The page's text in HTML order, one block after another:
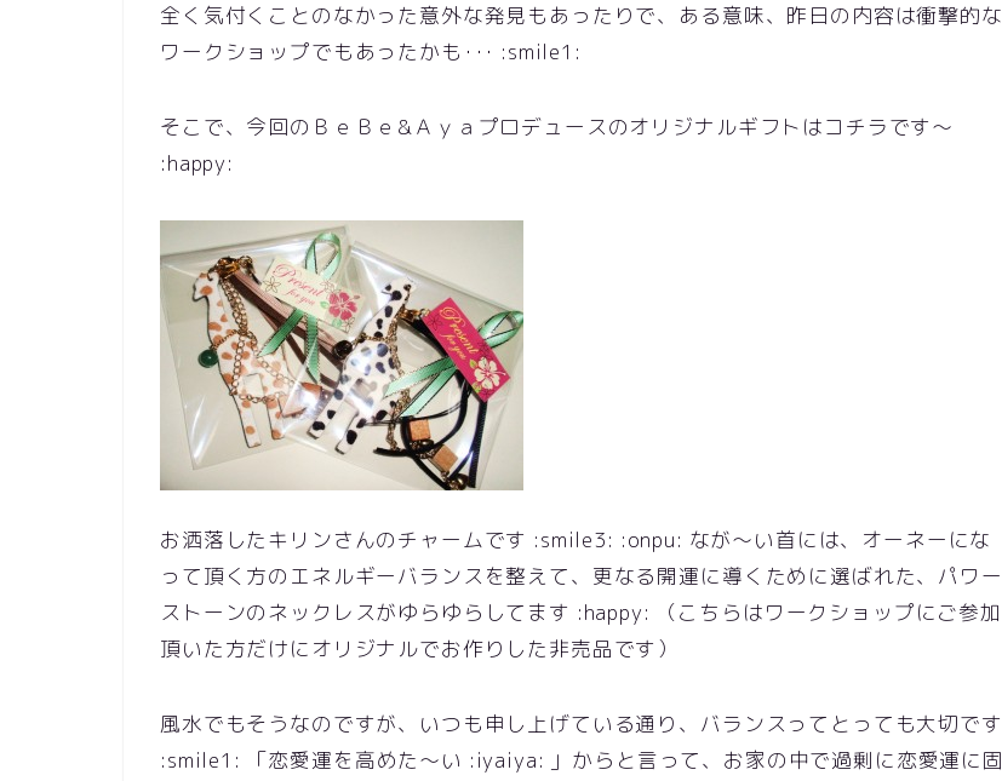
全く気付くことのなかった意外な発見もあったりで、ある意味、昨日の内容は衝撃的な
ワークショップでもあったかも･･･ :smile1:
そこで、今回のＢｅＢｅ&Ａｙａプロデュースのオリジナルギフトはコチラです～
:happy:
お洒落したキリンさんのチャームです :smile3: :onpu: なが～い首には、オーネーにな
って頂く方のエネルギーバランスを整えて、更なる開運に導くために選ばれた、パワー
ストーンのネックレスがゆらゆらしてます :happy: （こちらはワークショップにご参加
頂いた方だけにオリジナルでお作りした非売品です）
風水でもそうなのですが、いつも申し上げている通り、バランスってとっても大切です
:smile1: 「恋愛運を高めた～い :iyaiya: 」からと言って、お家の中で過剰に恋愛運に固